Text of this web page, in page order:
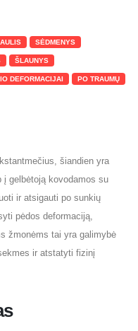
SĖDMENYS
ŠLAUNYS
DEFORMACIJAI PO TRAUMŲ
šiandien yra
į gelbėtoją kovodamos su
ir atsigauti po sunkių
pėdos deformaciją,
žmonėms tai yra galimybė
ir atstatyti fizinį